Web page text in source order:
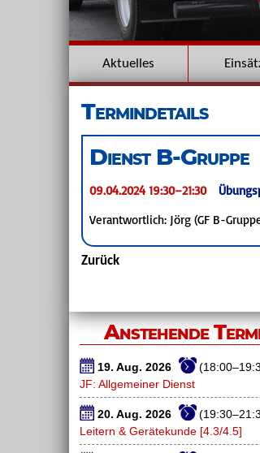
NavigationAktuelles
Termindetails
Dienst B-Gruppe
09.04.2024 19:30–21:30
Verantwortlich: Jörg (GF B-
Zurück
Anstehende
19. Aug. 2026
JF: Allgemeiner Dienst
20. Aug. 2026
Leitern & Gerätekunde [4.3/4.5]